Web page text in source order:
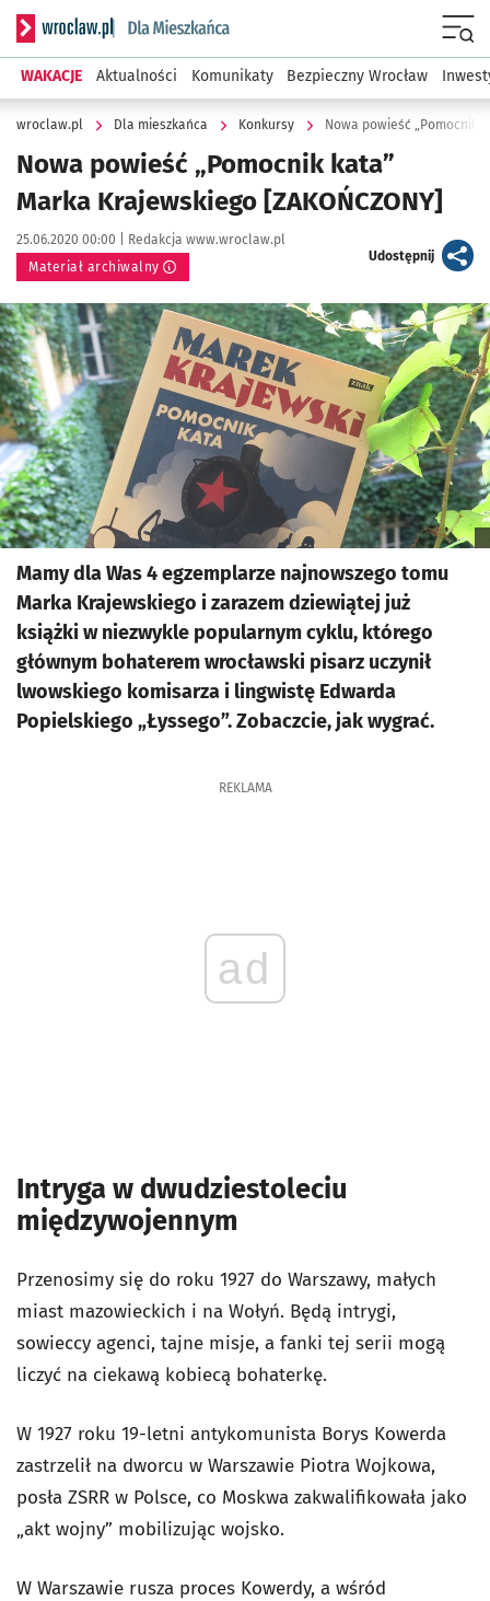
Serwis informacyjny wroclaw.pl podserwis: Dla mieszkańca
WAKACJE Aktualności Komunikaty Bezpieczny Wrocław
wroclaw.pl Dla mieszkańca Konkursy Nowa powieść „Pomocnik
Nowa powieść „Pomocnik kata”
Marka Krajewskiego [ZAKOŃCZONY]
Data publikacji:
25.06.2020 00:00 | Autor:
Redakcja www.wroclaw.pl
Materiał archiwalny
Udostępnijartykuł
Kliknij, aby powiększyć
Mamy dla Was 4 egzemplarze najnowszego tomu
Marka Krajewskiego i zarazem dziewiątej już
książki w niezwykle popularnym cyklu, którego
głównym bohaterem wrocławski pisarz uczynił
lwowskiego komisarza i lingwistę Edwarda
Popielskiego „Łyssego”. Zobaczcie, jak wygrać.
REKLAMA
ad
Intryga w dwudziestoleciu
międzywojennym
Przenosimy się do roku 1927 do Warszawy, małych
miast mazowieckich i na Wołyń. Będą intrygi,
sowieccy agenci, tajne misje, a fanki tej serii mogą
liczyć na ciekawą kobiecą bohaterkę.
W 1927 roku 19-letni antykomunista Borys Kowerda
zastrzelił na dworcu w Warszawie Piotra Wojkowa,
posła ZSRR w Polsce, co Moskwa zakwalifikowała jako
„akt wojny” mobilizując wojsko.
W Warszawie rusza proces Kowerdy, a wśród